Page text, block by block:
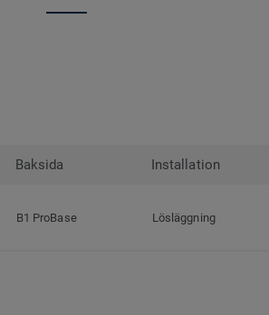
Baksida Installation
B1 ProBase Lösläggning